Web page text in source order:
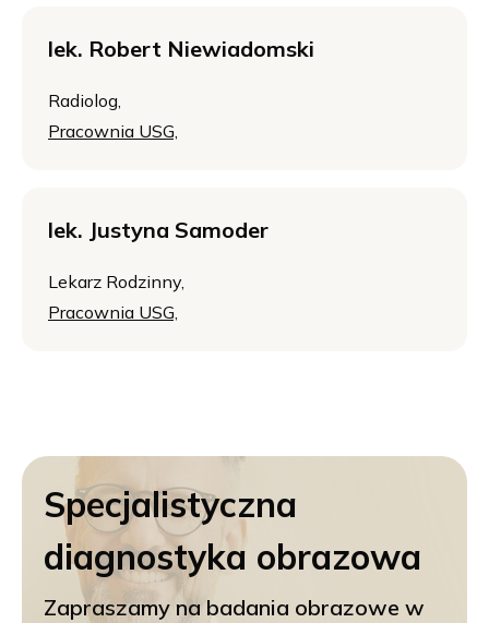
lek. Robert Niewiadomski
Radiolog,
Pracownia USG,
lek. Justyna Samoder
Lekarz Rodzinny,
Pracownia USG,
Specjalistyczna
diagnostyka obrazowa
Zapraszamy na badania obrazowe w